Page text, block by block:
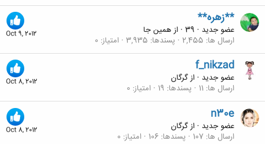
Oct 9, 2012
**زهره**
عضو جدید ·
· از همین جا
ارسال ها 2,455 پسندها 3,935 امتیاز 0
Oct 8, 2012
f_nikzad
عضو جدید · ازگرگان
ارسال ها 11 پسندها 19 امتیاز 0
Oct 8, 2012
n30e
عضو جدید · ازگرگان
ارسال ها 107 پسندها 106 امتیاز 0